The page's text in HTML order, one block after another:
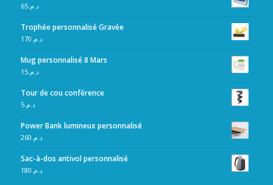
د.م.65
Trophée personnalisé Gravée
د.م. 170
Mug personnalisé 8 Mars
د.م.15
Tour de cou conférence
د.م.5
Power Bank lumineux personnalisé
د.م. 260
Sac-à-dos antivol personnalisé
د.م. 180